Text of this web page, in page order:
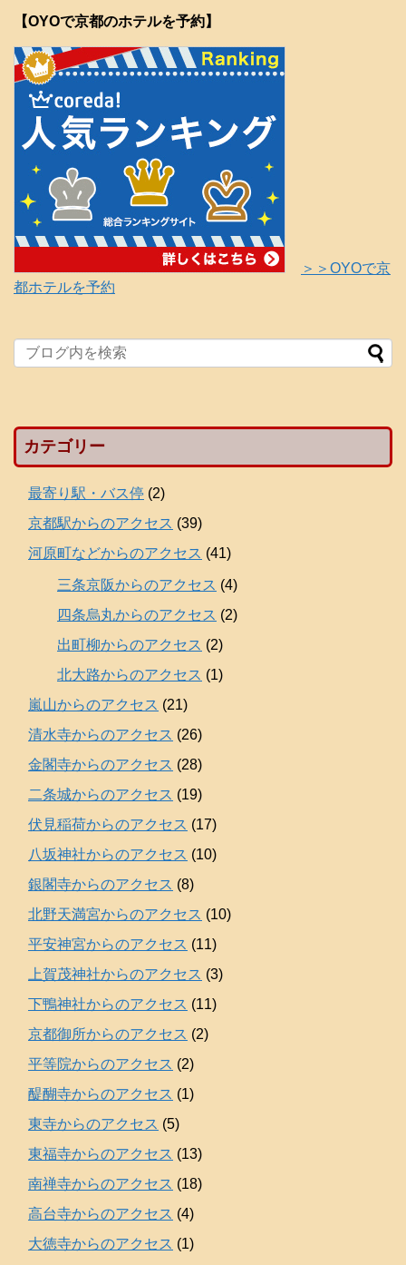
【OYOで京都のホテルを予約】
＞＞OYOで京
都ホテルを予約
カテゴリー
最寄り駅・バス停 (2)
京都駅からのアクセス (39)
河原町などからのアクセス (41)
三条京阪からのアクセス (4)
四条烏丸からのアクセス (2)
出町柳からのアクセス (2)
北大路からのアクセス (1)
嵐山からのアクセス (21)
清水寺からのアクセス (26)
金閣寺からのアクセス (28)
二条城からのアクセス (19)
伏見稲荷からのアクセス (17)
八坂神社からのアクセス (10)
銀閣寺からのアクセス (8)
北野天満宮からのアクセス (10)
平安神宮からのアクセス (11)
上賀茂神社からのアクセス (3)
下鴨神社からのアクセス (11)
京都御所からのアクセス (2)
平等院からのアクセス (2)
醍醐寺からのアクセス (1)
東寺からのアクセス (5)
東福寺からのアクセス (13)
南禅寺からのアクセス (18)
高台寺からのアクセス (4)
大徳寺からのアクセス (1)